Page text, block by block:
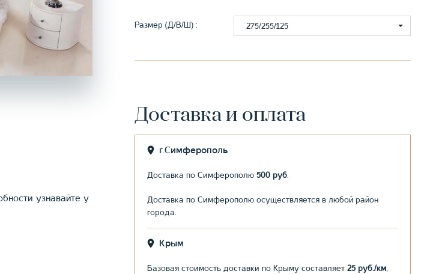
Размер (Д/В/Ш) : 275/255/125
Доставка и оплата
г.Симферополь
Доставка по Симферополю 500 руб
Доставка по Симферополю осуществляется в любой район
города.
Крым
Базовая стоимость доставки по Крыму составляет 25 руб./км
узнавайте у